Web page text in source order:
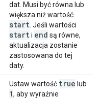
dat. Musi być równa lub
większa niż wartość
start . Jeśli wartości
starti end są równe,
aktualizacja zostanie
zastosowana do tej
daty.
Ustaw wartość true lub
1, aby wyraźnie